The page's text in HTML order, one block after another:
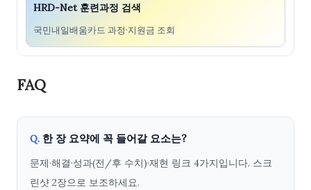
HRD-Net 훈련과정 검색
국민내일배움카드 과정·지원금 조회
FAQ
Q. 한 장 요약에 꼭 들어갈 요소는?
문제·해결·성과(전/후 수치)·재현 링크 4가지입니다. 스크
린샷 2장으로 보조하세요.